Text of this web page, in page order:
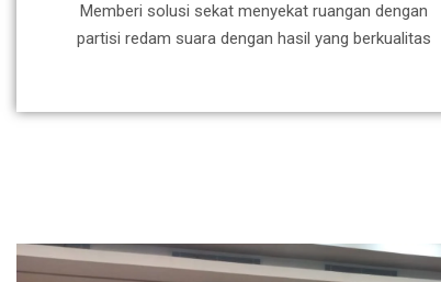
Memberi solusi sekat menyekat ruangan dengan
partisi redam suara dengan hasil yang berkualitas